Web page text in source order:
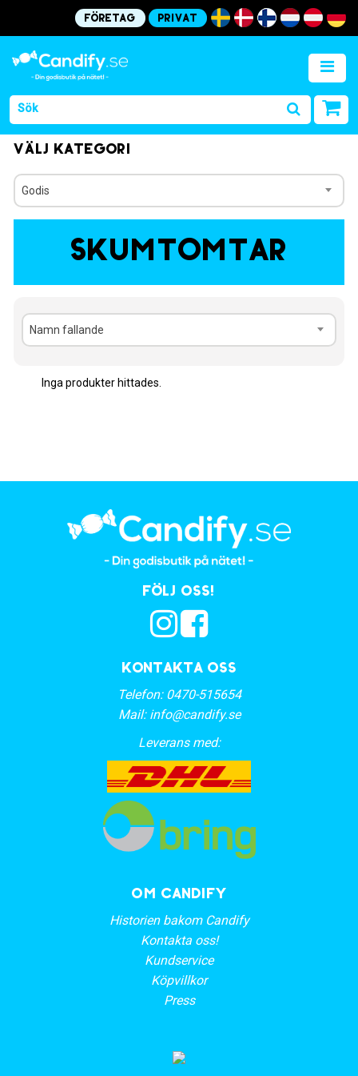
Företag Privat
Välj kategori
Godis
Skumtomtar
Namn fallande
Inga produkter hittades.
Kontakta oss
Telefon: 0470-515654
Mail: info@candify.se
Leverans med:
Följ oss!
OM CANDIFY
Historien bakom Candify
Kontakta oss!
Kundservice
Köpvillkor
Press